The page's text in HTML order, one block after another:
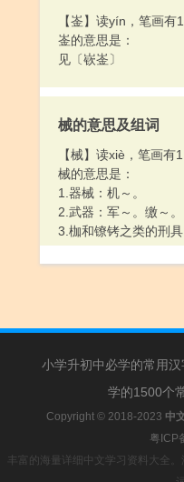
【崟】读yín，笔画有
崟的意思是：
见〔嵚崟〕
械的意思及组词
【械】读xiè，笔画有
械的意思是：
1.器械：机～。
2.武器：军～。缴～。
3.枷和镣铐之类的刑具
小学升初中必学的常用
学的1500个
Copyright © 2018-2023 中
粤ICP
丰富的海量详细中文学习资料大全